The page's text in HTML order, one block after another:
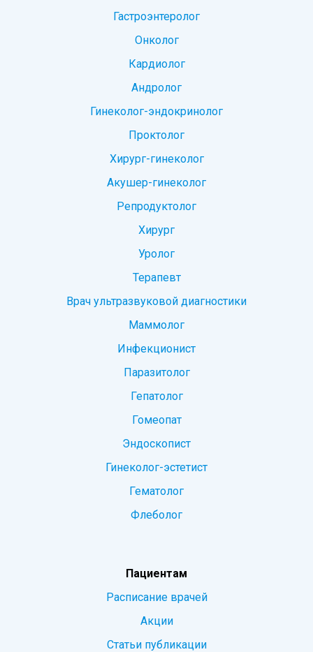
Гастроэнтеролог
Онколог
Кардиолог
Андролог
Гинеколог-эндокринолог
Проктолог
Хирург-гинеколог
Акушер-гинеколог
Репродуктолог
Хирург
Уролог
Терапевт
Врач ультразвуковой диагностики
Маммолог
Инфекционист
Паразитолог
Гепатолог
Гомеопат
Эндоскопист
Гинеколог-эстетист
Гематолог
Флеболог
Пациентам
Расписание врачей
Акции
Статьи публикации